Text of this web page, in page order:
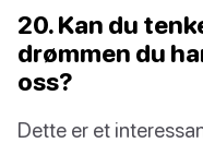
20. Kan du
drømmen du
oss?
Dette er et